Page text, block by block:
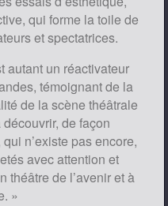
qui forme la toile de
et spectatrices.
autant un réactivateur
témoignant de la
de la scène théâtrale
de façon
n’existe pas encore,
avec attention et
théâtre de l’avenir et à
»